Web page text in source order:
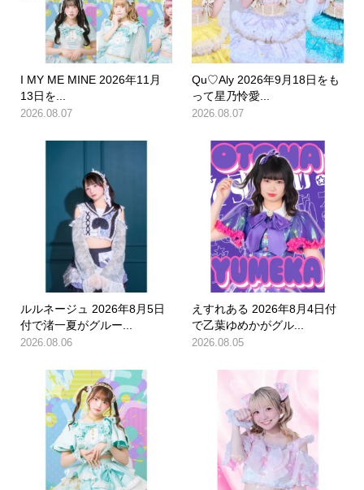
I MY ME MINE 2026年11月
13日を...
2026.08.07
Qu♡Aly 2026年9月18日をも
って星乃怜愛...
2026.08.07
ルルネージュ 2026年8月5日
付で渚一夏がグルー...
2026.08.06
えすれある 2026年8月4日付
で乙葉ゆめかがグル...
2026.08.05